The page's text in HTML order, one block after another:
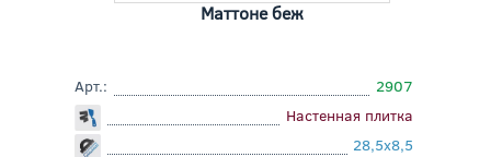
Маттоне беж
Арт.:
2907
Настенная плитка
28,5x8,5